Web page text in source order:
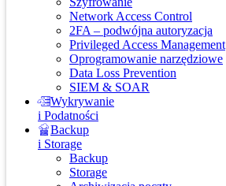
Network Access Control
2FA – podwójna autoryzacja
Privileged Access Management
Oprogramowanie narzędziowe
Data Loss Prevention
SIEM & SOAR
Wykrywanie
i Podatności
Backup
i Storage
Backup
Storage